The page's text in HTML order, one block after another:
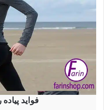
فواید پیاده روی